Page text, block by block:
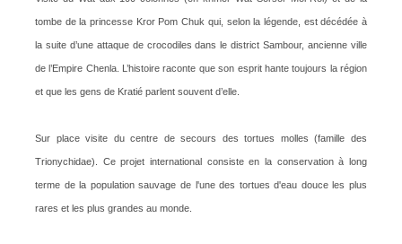
tombe de la princesse Kror Pom Chuk qui, selon la légende, est décédée à
la suite d’une attaque de crocodiles dans le district Sambour, ancienne ville
de l’Empire Chenla. L’histoire raconte que son esprit hante toujours la région
et que les gens de Kratié parlent souvent d’elle.
Sur place visite du centre de secours des tortues molles (famille des
Trionychidae). Ce projet international consiste en la conservation à long
terme de la population sauvage de l'une des tortues d'eau douce les plus
rares et les plus grandes au monde.